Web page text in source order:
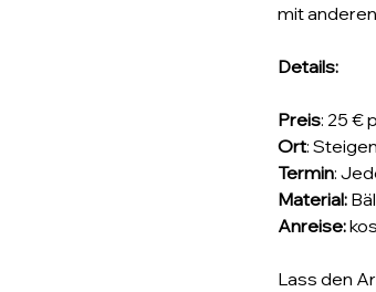
mit
Details:
Preis: 25 €
Ort:
Termin:
Material:
Anreise:
Lass den